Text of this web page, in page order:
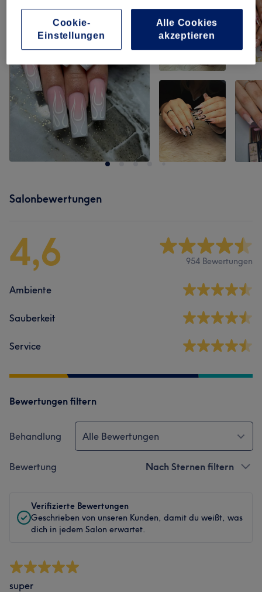
Salonbewertungen
4,6 954 Bewertungen
Ambiente
Sauberkeit
Service
Bewertungen filtern
Behandlung Alle Bewertungen
Bewertung Nach Sternen filtern
Verifizierte Bewertungen
Geschrieben von unseren Kunden, damit du weißt, was
dich in jedem Salon erwartet.
super
Cookie-
Einstellungen
Alle Cookies
akzeptieren